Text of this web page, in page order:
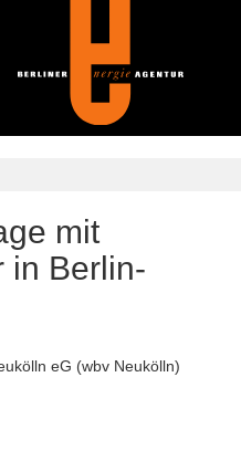
mit
in Berlin-
eG (wbv Neukölln)